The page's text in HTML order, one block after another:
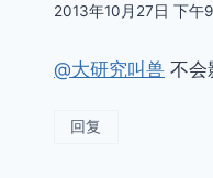
2013年10月27日 下午
@大研究叫兽 不会
回复